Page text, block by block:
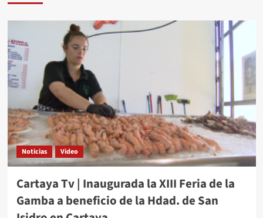
Noticias Video
Cartaya Tv | Inaugurada la XIII Feria de la
Gamba a beneficio de la Hdad. de San